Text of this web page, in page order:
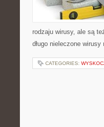
rodzaju wirusy, ale są
długo nieleczone
CATEGORIES: